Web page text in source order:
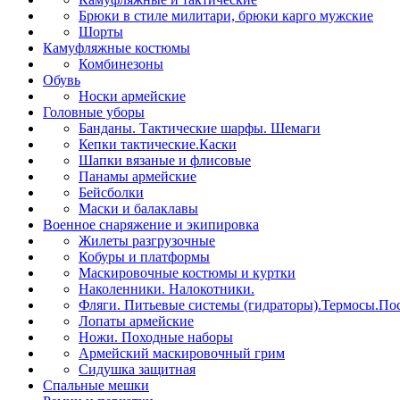
Брюки в стиле милитари, брюки карго мужские
Шорты
Камуфляжные костюмы
Комбинезоны
Обувь
Носки армейские
Головные уборы
Банданы. Тактические шарфы. Шемаги
Кепки тактические.Каски
Шапки вязаные и флисовые
Панамы армейские
Бейсболки
Маски и балаклавы
Военное снаряжение и экипировка
Жилеты разгрузочные
Кобуры и платформы
Маскировочные костюмы и куртки
Наколенники. Налокотники.
Фляги. Питьевые системы
Лопаты армейские
Ножи. Походные наборы
Армейский маскировочный грим
Сидушка защитная
Спальные мешки